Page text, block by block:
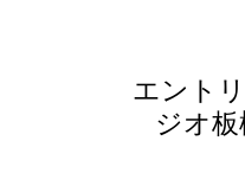
エント
ジオ